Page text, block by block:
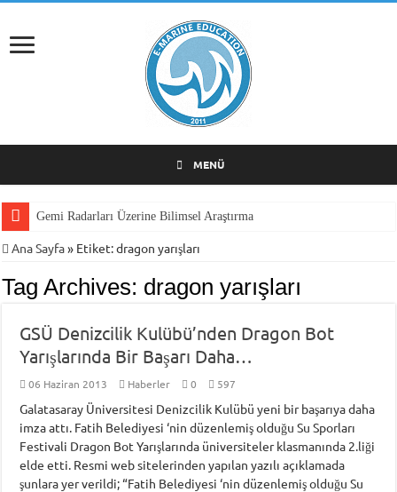
MENÜ
Gemi Radarları Üzerine Bilimsel Araştırma
Ana Sayfa» Etiket:dragon yarışları
Tag Archives: dragon yarışları
GSÜ Denizcilik Kulübü’nden Dragon Bot
Yarışlarında Bir Başarı Daha…
06 Haziran 2013 Haberler 0 597
Galatasaray Üniversitesi Denizcilik Kulübü yeni bir başarıya daha
imza attı. Fatih Belediyesi ‘nin düzenlemiş olduğu Su Sporları
Festivali Dragon Bot Yarışlarında üniversiteler klasmanında 2.liği
elde etti. Resmi web sitelerinden yapılan yazılı açıklamada
şunlara yer verildi; “Fatih Belediyesi ‘nin düzenlemiş olduğu Su